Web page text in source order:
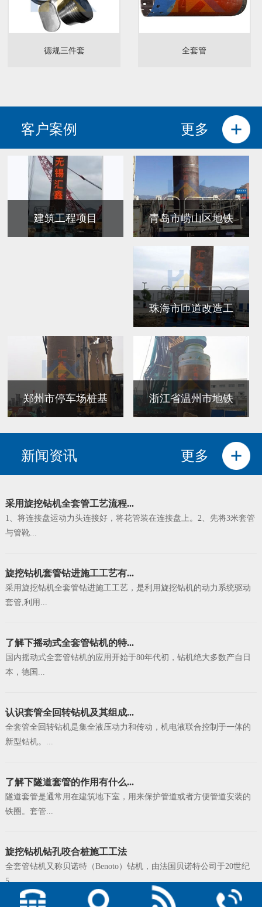
德规三件套 全套管
客户案例 更多
建筑工程项目 青岛市崂山区地铁
珠海市匝道改造工
郑州市停车场桩基 浙江省温州市地铁
新闻资讯 更多
采用旋挖钻机全套管工艺流程...
1、将连接盘运动力头连接好，将花管装在连接盘上。2、先将3米套管
与管靴...
旋挖钻机套管钻进施工工艺有...
采用旋挖钻机全套管钻进施工工艺，是利用旋挖钻机的动力系统驱动
套管,利用...
了解下摇动式全套管钻机的特...
国内摇动式全套管钻机的应用开始于80年代初，钻机绝大多数产自日
本，德国...
认识套管全回转钻机及其组成...
全套管全回转钻机是集全液压动力和传动，机电液联合控制于一体的
新型钻机。...
了解下隧道套管的作用有什么...
隧道套管是通常用在建筑地下室，用来保护管道或者方便管道安装的
铁圈。套管...
旋挖钻机钻孔咬合桩施工工法
全套管钻机又称贝诺特（Benoto）钻机，由法国贝诺特公司于20世纪
5...